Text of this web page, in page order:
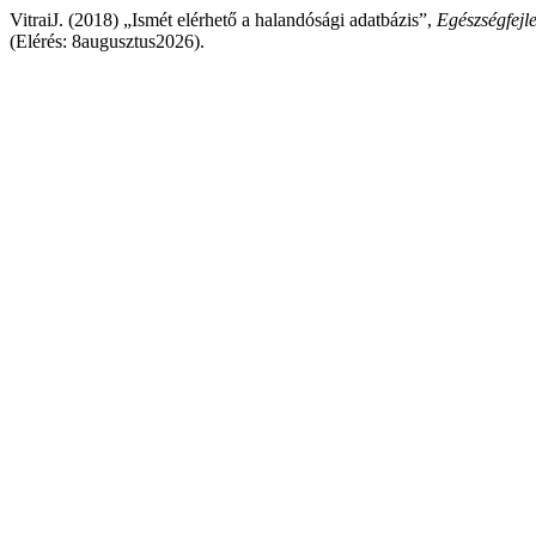
VitraiJ. (2018) „Ismét elérhető a halandósági adatbázis”,
(Elérés: 8augusztus2026).